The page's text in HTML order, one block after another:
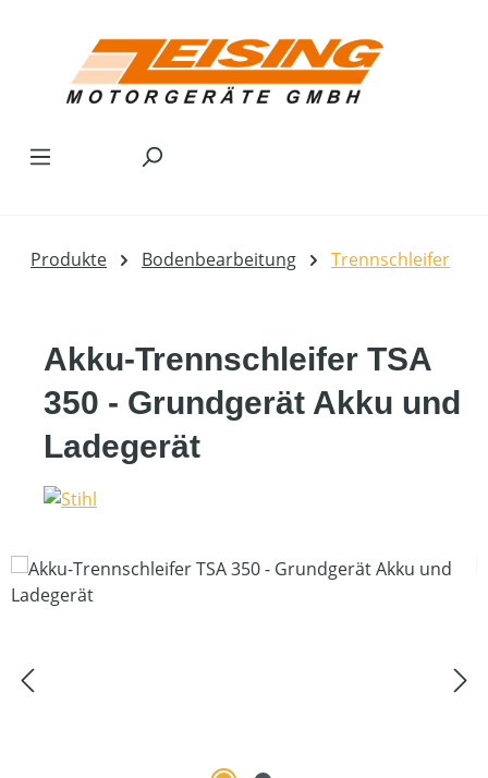
Produkte Bodenbearbeitung Trennschleifer
Akku-Trennschleifer TSA
350 - Grundgerät Akku und
Ladegerät
Bildergalerie überspringen